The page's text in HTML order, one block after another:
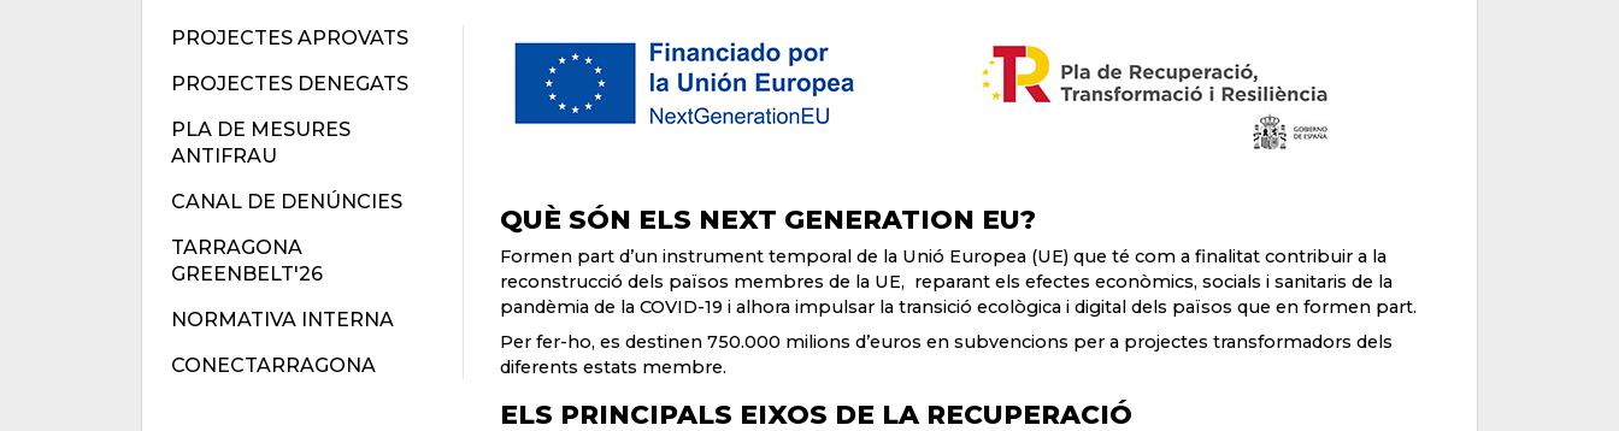
PROJECTES APROVATS
PROJECTES DENEGATS
PLA DE MESURES
ANTIFRAU
CANAL DE DENÚNCIES
TARRAGONA
GREENBELT'26
NORMATIVA INTERNA
CONECTARRAGONA
QUÈ SÓN ELS NEXT GENERATION EU?
Formen part d’un instrument temporal de la Unió Europea (UE) que té com a finalitat contribuir a la
reconstrucció dels països membres de la UE, reparant els efectes econòmics, socials i sanitaris de la
pandèmia de la COVID-19 i alhora impulsar la transició ecològica i digital dels països que en formen part.
Per fer-ho, es destinen 750.000 milions d’euros en subvencions per a projectes transformadors dels
diferents estats membre.
ELS PRINCIPALS EIXOS DE LA RECUPERACIÓ